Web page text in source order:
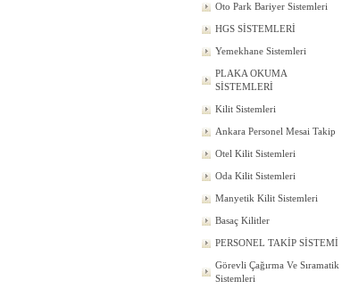
Oto Park Bariyer Sistemleri
HGS SİSTEMLERİ
Yemekhane Sistemleri
PLAKA OKUMA
SİSTEMLERİ
Kilit Sistemleri
Ankara Personel Mesai Takip
Otel Kilit Sistemleri
Oda Kilit Sistemleri
Manyetik Kilit Sistemleri
Basaç Kilitler
PERSONEL TAKİP SİSTEMİ
Görevli Çağırma Ve Sıramatik
Sistemleri